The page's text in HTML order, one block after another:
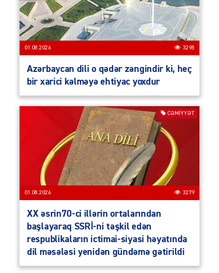
01.08.2026 3298
Azərbaycan dili o qədər zəngindir ki, heç
bir xarici kəlməyə ehtiyac yoxdur
CƏMIYYƏT
01.08.2026 3279
XX əsrin70-ci illərin ortalarından
başlayaraq SSRİ-ni təşkil edən
respublikaların ictimai-siyasi həyatında
dil məsələsi yenidən gündəmə gətirildi